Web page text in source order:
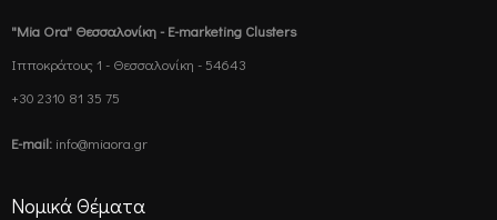
"Mia Ora" Θεσσαλονίκη - E-marketing Clusters
Ιπποκράτους 1 - Θεσσαλονίκη - 54643
+30 2310 81 35 75
E-mail: info@miaora.gr
Νομικά Θέματα